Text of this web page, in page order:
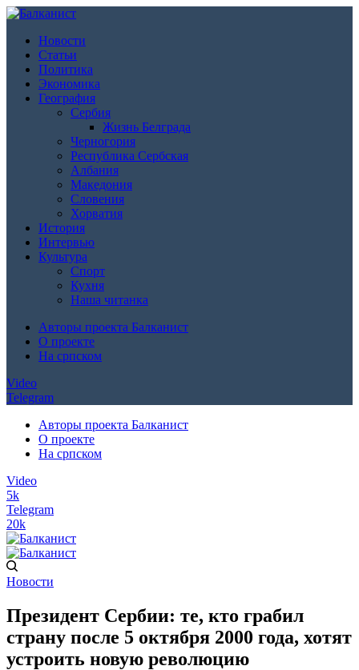
Новости
Статьи
Политика
Экономика
География
Сербия
Жизнь Белграда
Черногория
Республика Сербская
Албания
Македония
Словения
Хорватия
История
Интервью
Культура
Спорт
Кухня
Наша читанка
Авторы проекта Балканист
О проекте
На српском
Video
Telegram
Авторы проекта Балканист
О проекте
На српском
Video
5k
Telegram
20k
Новости
Президент Сербии: те, кто грабил
страну после 5 октября 2000 года, хотят
устроить новую революцию